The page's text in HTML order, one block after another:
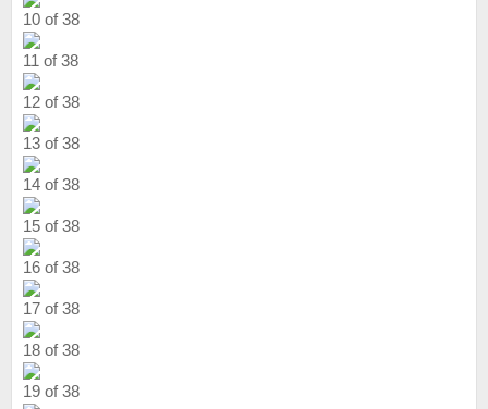
10 of 38
11 of 38
12 of 38
13 of 38
14 of 38
15 of 38
16 of 38
17 of 38
18 of 38
19 of 38